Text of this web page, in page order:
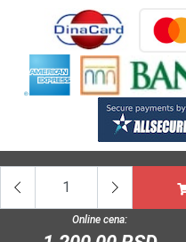
Online cena: